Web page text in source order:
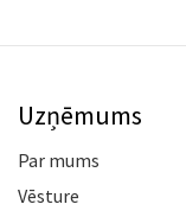
Uzņēmums
Par mums
Vēsture